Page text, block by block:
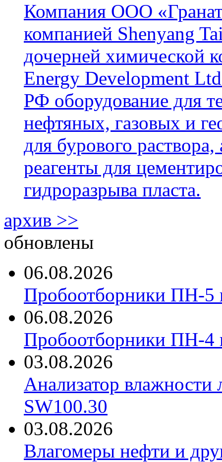
Компания ООО
компанией Shenyang
дочерней химической
Energy Development
РФ оборудование для
нефтяных, газовых и
для бурового
реагенты для
гидроразрыва пласта.
архив >>
обновлены
06.08.2026
Пробоотборники ПН-
06.08.2026
Пробоотборники ПН-
03.08.2026
Анализатор
SW100.30
03.08.2026
Влагомеры нефти и